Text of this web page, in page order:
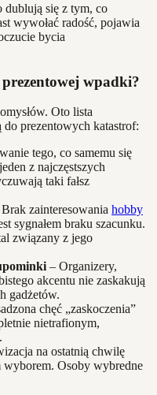
dublują się z tym, co
wywołać radość, pojawia
bycia
wpadki?
Oto lista
do prezentowych katastrof:
tego, co samemu się
z najczęstszych
taki fałsz
zainteresowania hobby
sygnałem braku szacunku.
związany z jego
– Organizery,
akcentu nie zaskakują
gadżetów.
chęć „zaskoczenia”
nietrafionym,
na ostatnią chwilę
Osoby wybredne